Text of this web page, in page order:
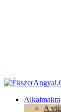
Alkalmakra
A